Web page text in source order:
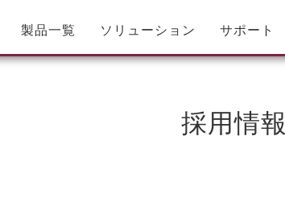
製品一覧 ソリューション サポート
採用情報